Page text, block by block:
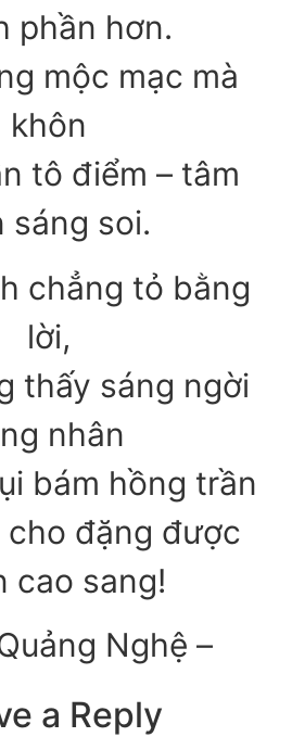
phần hơn.
mộc mạc mà
khôn
tô điểm – tâm
sáng soi.
chẳng tỏ bằng
lời,
thấy sáng ngời
nhân
bám hồng trần
cho đặng được
cao sang!
Nghệ –
a Reply